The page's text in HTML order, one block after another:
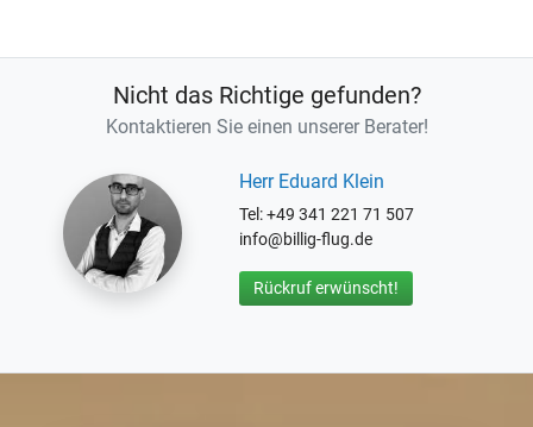
Nicht das Richtige gefunden?
Kontaktieren Sie einen unserer Berater!
Herr Eduard Klein
Tel: +49 341 221 71 507
info@billig-flug.de
Rückruf erwünscht!